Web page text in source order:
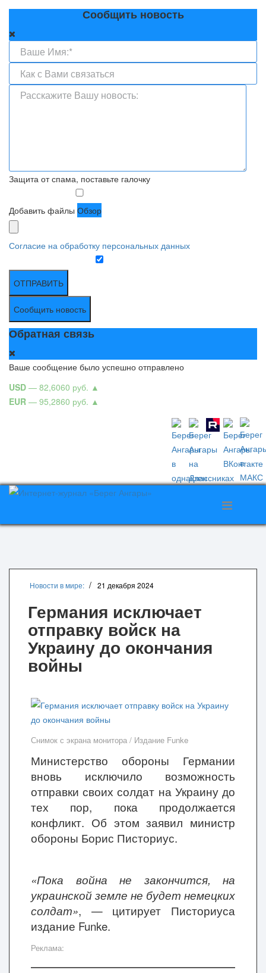
Сообщить новость
Защита от спама, поставьте галочку
Добавить файлы Обзор
Согласие на обработку персональных данных
ОТПРАВИТЬ
Сообщить новость
Обратная связь
Ваше сообщение было успешно отправлено
USD — 82,6060 руб. ▲
EUR — 95,2860 руб. ▲
Новости в мире: 21 декабря 2024
Германия исключает
отправку войск на
Украину до окончания
войны
Снимок с экрана монитора / Издание Funke
Министерство обороны Германии
вновь исключило возможность
отправки своих солдат на Украину до
тех пор, пока продолжается
конфликт. Об этом заявил министр
обороны Борис Писториус.
«Пока война не закончится, на
украинской земле не будет немецких
солдат», — цитирует Писториуса
издание Funke.
Реклама: